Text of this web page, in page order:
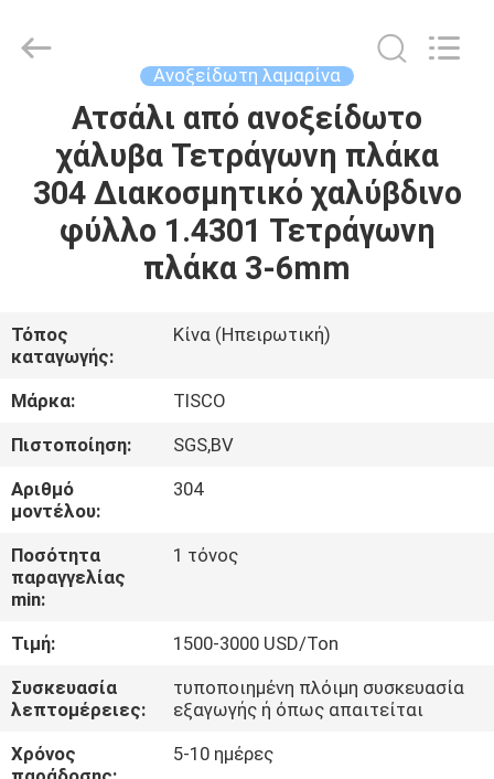
ΣΠΊΤΙ
ΠΡΟΪΌΝΤΑ
ΠΕΡΊΠΟΥ
ΓΎΡΟΣ
ΕΡΓΟΣΤΑΣΊΩΝ
ΠΟΙΟΤΙΚΌΣ
ΈΛΕΓΧΟΣ
ΜΑΣ
ΣΕ
ΕΠΑΦΉ
INDUSTRIAL
LIMITED.
Ανοξείδωτη λαμαρίνα
Ατσάλι από ανοξείδωτο
χάλυβα Τετράγωνη πλάκα
304 Διακοσμητικό χαλύβδινο
φύλλο 1.4301 Τετράγωνη
πλάκα 3-6mm
Τόπος
καταγωγής:
Κίνα (Ηπειρωτική)
Μάρκα:
TISCO
Πιστοποίηση:
SGS,BV
Αριθμό
μοντέλου:
304
Ποσότητα
παραγγελίας
min:
1 τόνος
Τιμή:
1500-3000 USD/Ton
Συσκευασία
λεπτομέρειες:
τυποποιημένη πλόιμη συσκευασία
εξαγωγής ή όπως απαιτείται
Χρόνος
5-10 ημέρες